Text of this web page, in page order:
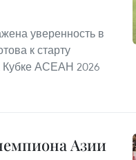
уверенность в
к старту
Кубке АСЕАН 2026
Азии